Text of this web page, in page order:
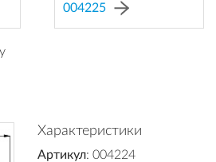
004225
Характеристики
Артикул: 004224